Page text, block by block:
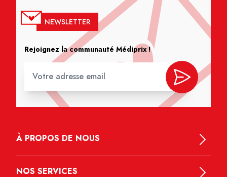
NEWSLETTER
Rejoignez la communauté Médiprix !
À PROPOS DE NOUS
NOS SERVICES